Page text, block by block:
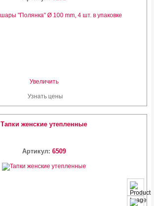
Увеличить
Узнать цены
Тапки женские утепленные
Артикул: 6509